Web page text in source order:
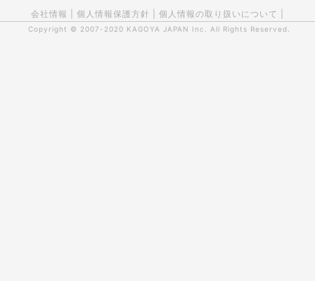
会社情報 個人情報保護方針 個人情報の取り扱いについて
Copyright © 2007-2020 KAGOYA JAPAN Inc. All Rights Reserved.